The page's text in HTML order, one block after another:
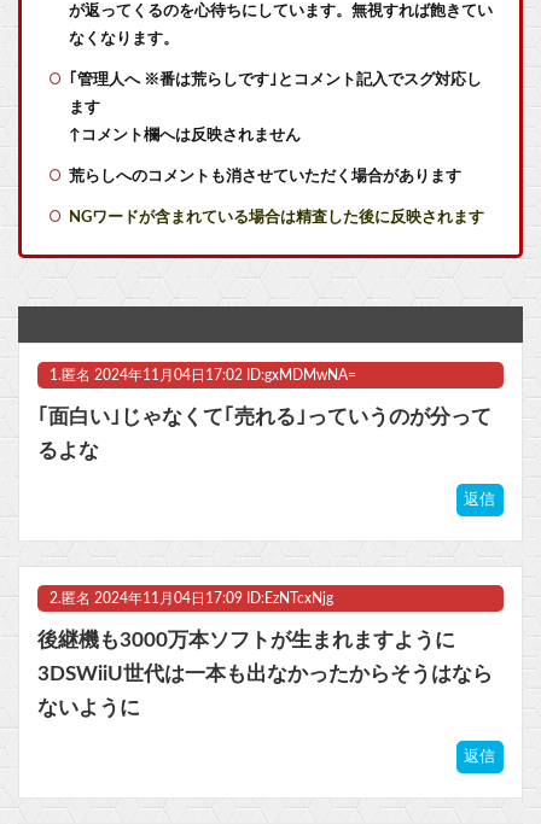
『太閤立志伝V』って知面白いの？
世間では神ゲーと言われているが個人的にはクソゲーだと思うゲーム挙げてけ
【ラブライブ！】??‍⬛「うちのオタクは社畜かボンボン」（世界の平均睡眠時間ランキングクイズで日本が何位かを当てる時に出た発言）【蓮ノ空】他
ビットコイン再び1600万円へ。ドル円は147円に
が返ってくるのを心待ちにしています。無視すれば飽きてい
なくなります。
｢管理人へ ※番は荒らしです｣とコメント記入でスグ対応し
ます
↑コメント欄へは反映されません
荒らしへのコメントも消させていただく場合があります
NGワードが含まれている場合は精査した後に反映されます
1. 匿名 2024年11月04日17:02 ID:gxMDMwNA=
｢面白い｣じゃなくて｢売れる｣っていうのが分って
るよな
返信
2. 匿名 2024年11月04日17:09 ID:EzNTcxNjg
後継機も3000万本ソフトが生まれますように
3DSWiiU世代は一本も出なかったからそうはなら
ないように
返信